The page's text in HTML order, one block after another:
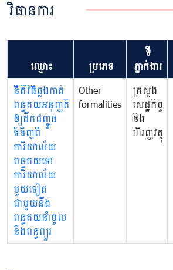
វិធានការ
ឈ្មោះ ប្រភេទ
ទី
ភ្នាក់ងារ
នីតិវិធីឆ្លងកាត់
ពន្ធគយអនុញ្ញតិ
ឲ្យដឹកជញ្ជូន
ទំនិញពី
ការិយាល័យ
ពន្ធគយទៅ
ការិយាល័យ
មួយទៀត
ជាមួយនឹង
ពន្ធគយនាំចូល
និងពន្ធព្យួរ
Other
formalities
ក្រសួង
សេដ្ឋកិច្ច
និង
ហិរញ្ញវត្ថុ